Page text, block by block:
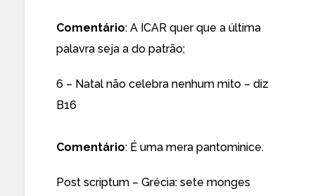
Comentário: A ICAR quer que a última
palavra seja a do patrão;
6 – Natal não celebra nenhum mito – diz
B16
Comentário: É uma mera pantominice.
Post scriptum – Grécia: sete monges